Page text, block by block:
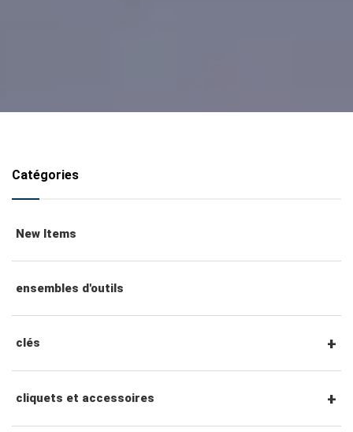
Catégories
New Items
ensembles d'outils
clés
clés mixtes
cliquets et accessoires